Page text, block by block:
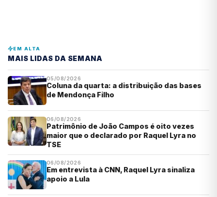
EM ALTA
MAIS LIDAS DA SEMANA
05/08/2026
Coluna da quarta: a distribuição das bases
de Mendonça Filho
06/08/2026
Patrimônio de João Campos é oito vezes
maior que o declarado por Raquel Lyra no
TSE
06/08/2026
Em entrevista à CNN, Raquel Lyra sinaliza
apoio a Lula